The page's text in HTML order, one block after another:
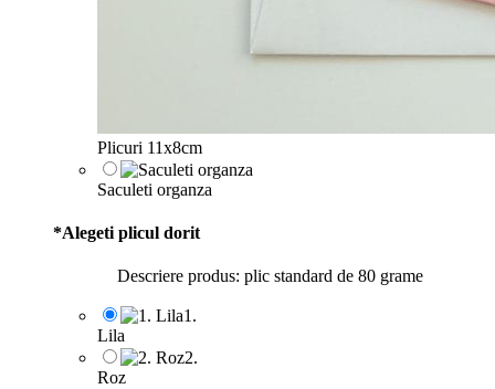
Plicuri 11x8cm
Saculeti organza
*Alegeti plicul dorit
Descriere produs: plic standard de 80 grame
1.
Lila
2.
Roz